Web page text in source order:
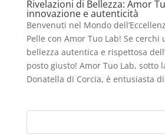
Rivelazioni di Bellezza: Amor
innovazione e autenticità
Benvenuti nel Mondo
Pelle con Amor Tuo Lab! Se cerchi
bellezza autentica e rispettosa
posto giusto! Amor Tuo Lab, sotto
Donatella di Corcia, è entusiasta